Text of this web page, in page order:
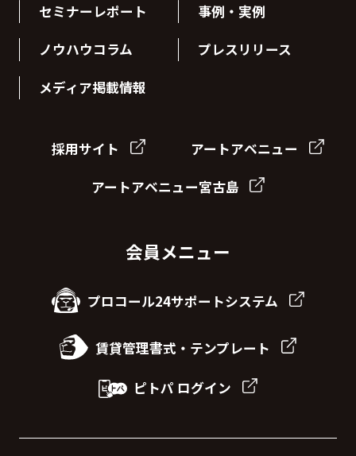
セミナーレポート 事例・実例
ノウハウコラム プレスリリース
メディア掲載情報
採用サイト アートアベニュー
アートアベニュー宮古島
会員メニュー
プロコール24サポートシステム
賃貸管理書式・テンプレート
ピトパ ログイン